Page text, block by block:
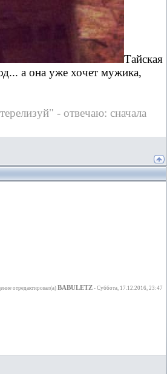
Тайская
а она уже хочет мужика,
- отвечаю: сначала
отредактировал(а) BABULETZ - Суббота, 17.12.2016, 23:47